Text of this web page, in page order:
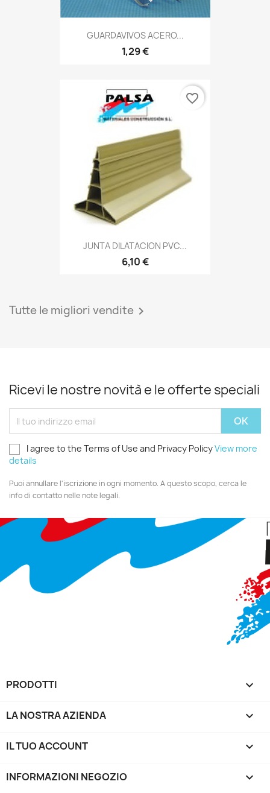
GUARDAVIVOS ACERO...
1,29 €
JUNTA DILATACION PVC...
6,10 €
favorite_border
Tutte le migliori vendite 
Ricevi le nostre novità e le offerte speciali
I agree to the Terms of Use and Privacy PolicyView more
details
Puoi annullare l'iscrizione in ogni momento. A questo scopo, cerca le
info di contatto nelle note legali.
PRODOTTI 
LA NOSTRA AZIENDA 
IL TUO ACCOUNT 
INFORMAZIONI NEGOZIO keyboard_arrow_down